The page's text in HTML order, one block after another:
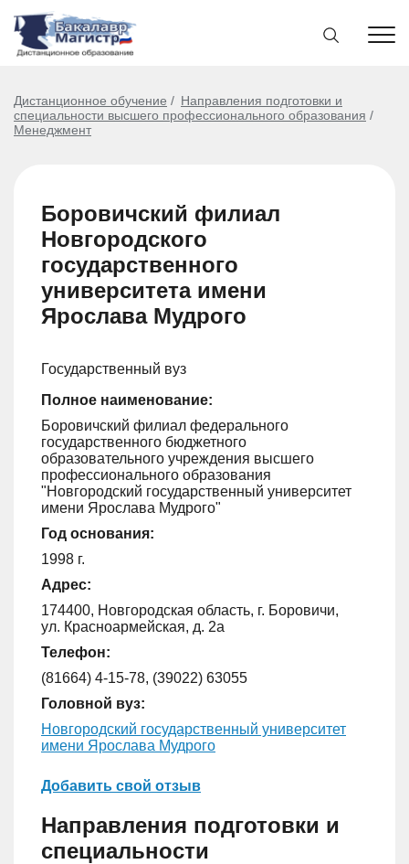
Дистанционное обучение
Направления подготовки и
специальности высшего профессионального образования
Менеджмент
Боровичский филиал
Новгородского
государственного
университета имени
Ярослава Мудрого
Государственный вуз
Полное наименование:
Боровичский филиал федерального
государственного бюджетного
образовательного учреждения высшего
профессионального образования
"Новгородский государственный университет
имени Ярослава Мудрого"
Год основания:
1998 г.
Адрес:
174400, Новгородская область, г. Боровичи,
ул. Красноармейская, д. 2а
Телефон:
(81664) 4-15-78, (39022) 63055
Головной вуз:
Новгородский государственный университет
имени Ярослава Мудрого
Добавить свой отзыв
Направления подготовки и
специальности